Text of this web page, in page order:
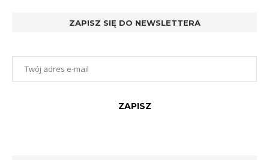
ZAPISZ SIĘ DO NEWSLETTERA